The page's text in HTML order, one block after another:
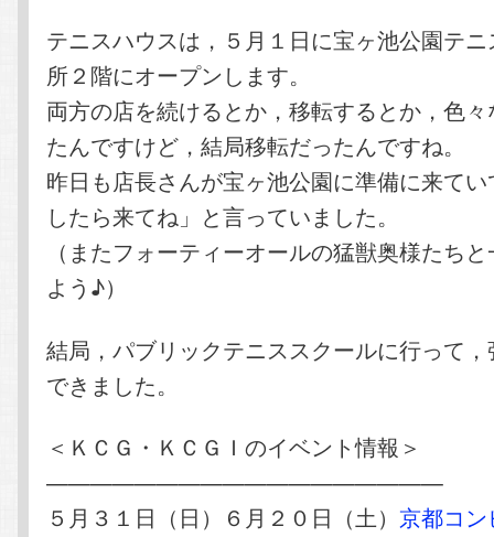
テニスハウスは，５月１日に宝ヶ池公園テ
所２階にオープンします。
両方の店を続けるとか，移転するとか，色
たんですけど，結局移転だったんですね。
昨日も店長さんが宝ヶ池公園に準備に来て
したら来てね」と言っていました。
（またフォーティーオールの猛獣奥様たち
よう♪）
結局，パブリックテニススクールに行って
できました。
＜ＫＣＧ・ＫＣＧＩのイベント情報＞
——————————————————
５月３１日（日）６月２０日（土） 京都コ